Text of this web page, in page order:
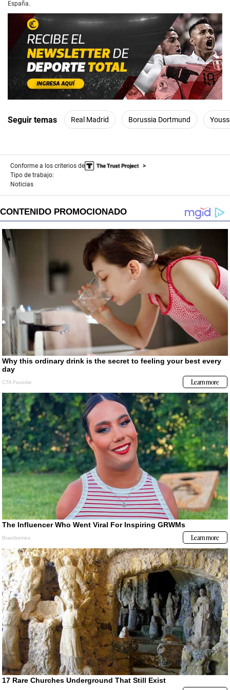
o
d
España.
Seguir temas Real Madrid Borussia Dortmund
Conforme a los criterios de
Tipo de trabajo:
Noticias